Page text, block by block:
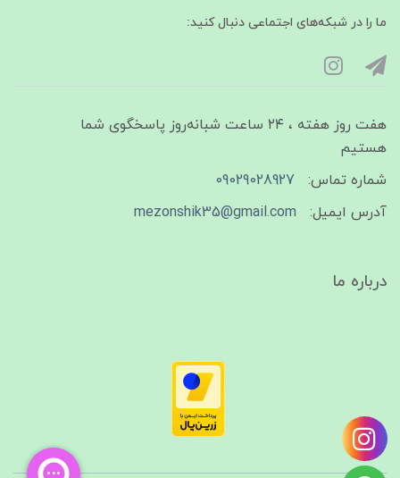
ما را در شبکه‌های اجتماعی دنبال کنید:
هفت روز هفته ، ۲۴ ساعت شبانه‌روز پاسخگوی شما
هستیم
شماره تماس:
09029028927
آدرس ایمیل:
mezonshik35@gmail.com
درباره ما